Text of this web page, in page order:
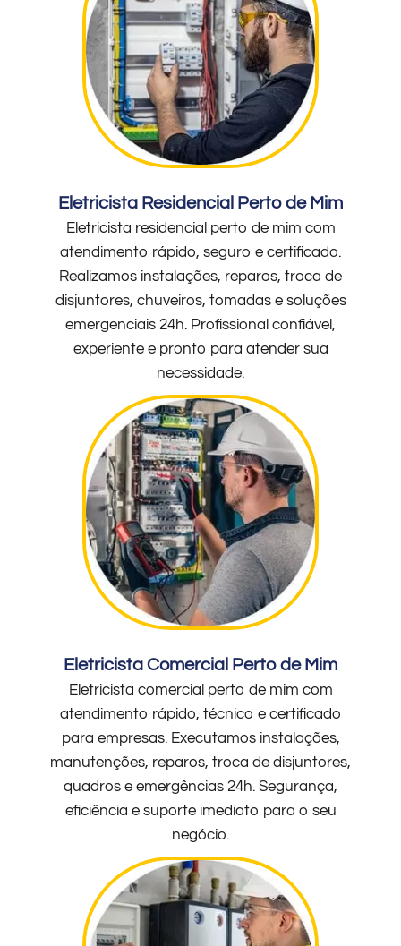
Eletricista Residencial Perto de Mim
Eletricista residencial perto de mim com
atendimento rápido, seguro e certificado.
Realizamos instalações, reparos, troca de
disjuntores, chuveiros, tomadas e soluções
emergenciais 24h. Profissional confiável,
experiente e pronto para atender sua
necessidade.
Eletricista Comercial Perto de Mim
Eletricista comercial perto de mim com
atendimento rápido, técnico e certificado
para empresas. Executamos instalações,
manutenções, reparos, troca de disjuntores,
quadros e emergências 24h. Segurança,
eficiência e suporte imediato para o seu
negócio.